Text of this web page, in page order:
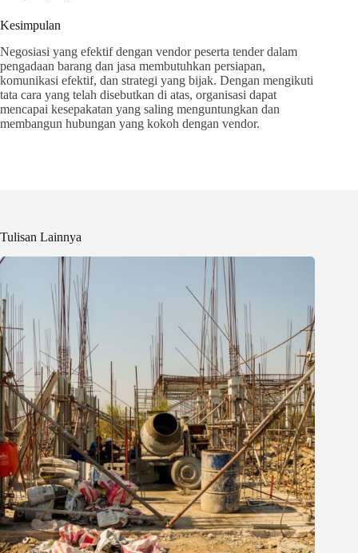
Kesimpulan
Negosiasi yang efektif dengan vendor peserta tender dalam
pengadaan barang dan jasa membutuhkan persiapan,
komunikasi efektif, dan strategi yang bijak. Dengan mengikuti
tata cara yang telah disebutkan di atas, organisasi dapat
mencapai kesepakatan yang saling menguntungkan dan
membangun hubungan yang kokoh dengan vendor.
Tulisan Lainnya